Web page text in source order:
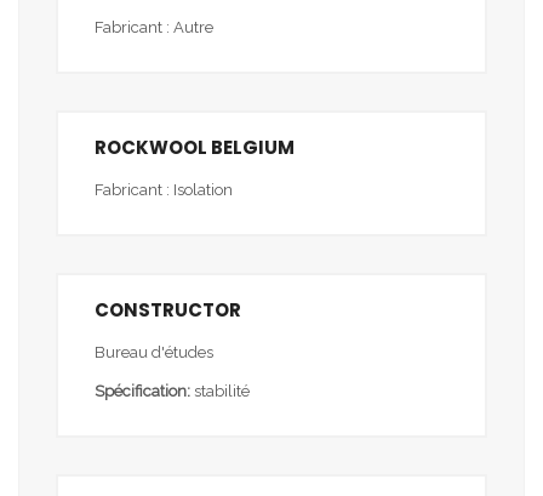
Fabricant : Autre
ROCKWOOL BELGIUM
Fabricant : Isolation
CONSTRUCTOR
Bureau d'études
Spécification: stabilité